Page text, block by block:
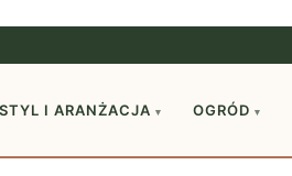
STYL I ARANŻACJA ▾ OGRÓD ▾